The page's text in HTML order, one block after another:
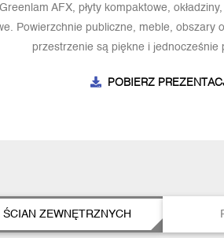
AFX, płyty kompaktowe,
Powierzchnie publiczne, meble,
przestrzenie są piękne i jednocześnie
POBIERZ
ŚCIAN ZEWNĘTRZNYCH